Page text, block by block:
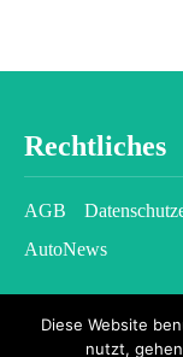
Rechtliches
AGB
AutoNews
Diese Website
nutzt,